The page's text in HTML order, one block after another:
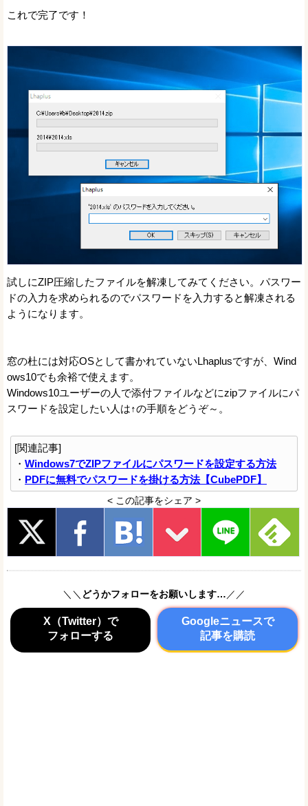
これで完了です！
試しにZIP圧縮したファイルを解凍してみてください。パスワー
ドの入力を求められるのでパスワードを入力すると解凍される
ようになります。
窓の杜には対応OSとして書かれていないLhaplusですが、Wind
ows10でも余裕で使えます。
Windows10ユーザーの人で添付ファイルなどにzipファイルにパ
スワードを設定したい人は↑の手順をどうぞ～。
[関連記事]
・ Windows7でZIPファイルにパスワードを設定する方法
・ PDFに無料でパスワードを掛ける方法【CubePDF】
< この記事をシェア >
＼＼ どうかフォローをお願いします…／／
X（Twitter）で
フォローする
Googleニュースで
記事を購読